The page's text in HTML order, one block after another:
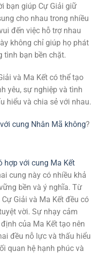
bạn giúp Cự Giải giữ
cho nhau trong nhiều
đến việc hỗ trợ nhau
không chỉ giúp họ phát
tình bạn bền chặt.
và Ma Kết có thể tạo
yêu, sự nghiệp và tình
hiểu và chia sẻ với nhau.
cung Nhân Mã không?
hợp với cung Ma Kết
cung này có nhiều khả
bền và ý nghĩa. Từ
Giải và Ma Kết đều có
vời. Sự nhạy cảm
của Ma Kết tạo nên
đều nỗ lực và thấu hiểu
quan hệ hạnh phúc và